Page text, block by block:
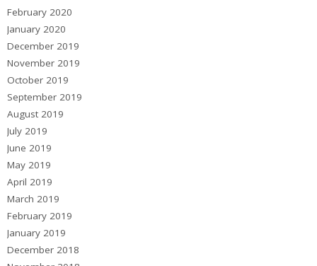
February 2020
January 2020
December 2019
November 2019
October 2019
September 2019
August 2019
July 2019
June 2019
May 2019
April 2019
March 2019
February 2019
January 2019
December 2018